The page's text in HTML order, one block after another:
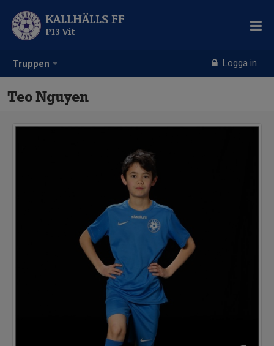
Truppen Logga in
KALLHÄLLS FF
P13 Vit
Teo Nguyen